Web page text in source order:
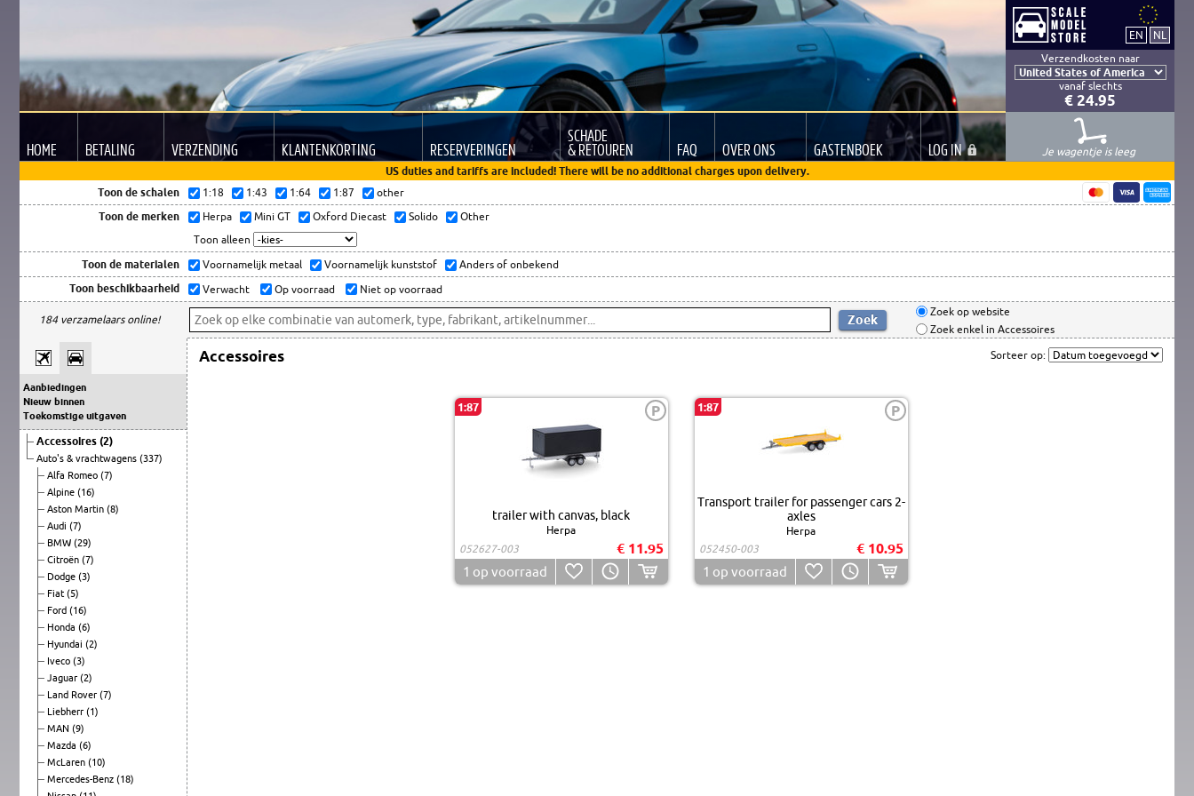
Verzendkosten naar
vanaf slechts
€ 24.95
HOME BETALING VERZENDING KLANTENKORTING RESERVERINGEN
SCHADE
& RETOUREN FAQ OVER ONS GASTENBOEK LOGIN
Je wagentje is leeg
US duties and tariffs are included! There will be no additional charges upon delivery.
Toon de schalen
1:18 1:43 1:64 1:87 other
Toon de merken Herpa Mini GT Oxford Diecast Solido
Other
Toon alleen
Toon de materialen Voornamelijk metaal Voornamelijk kunststof Anders of onbekend
Toon beschikbaarheid Verwacht Op voorraad Niet op voorraad
184 verzamelaars online!
Zoek op website
Zoek enkel in Accessoires
Aanbiedingen
Nieuw binnen
Toekomstige uitgaven
Accessoires (2)
Auto's & vrachtwagens (337)
Alfa Romeo (7)
Alpine (16)
Aston Martin (8)
Audi (7)
BMW (29)
Citroën (7)
Dodge (3)
Fiat (5)
Ford (16)
Honda (6)
Hyundai (2)
Iveco (3)
Jaguar (2)
Land Rover (7)
Liebherr (1)
MAN (9)
Mazda (6)
McLaren (10)
Mercedes-Benz (18)
Accessoires Sorteer op:
1:87 P
trailer with canvas, black
Herpa
052627-003
€ 11.95
1 op voorraad
1:87 P
Transport trailer for passenger cars 2-
axles
Herpa
052450-003
€ 10.95
1 op voorraad